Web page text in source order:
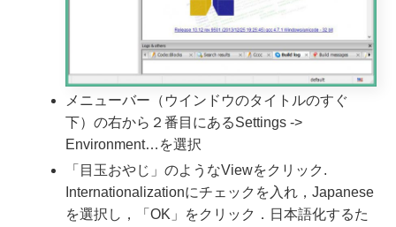
メニューバー（ウインドウのタイトルのすぐ
下）の右から２番目にあるSettings ->
Environment…を選択
「目玉おやじ」のようなViewをクリック.
Internationalizationにチェックを入れ，Japanese
を選択し，「OK」をクリック．日本語化するた